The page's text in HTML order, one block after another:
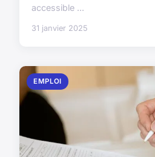
accessible ...
31 janvier 2025
EMPLOI